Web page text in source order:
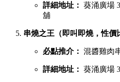
詳細地址： 葵涌廣場
舖
串燒之王（即叫即燒，性價
必點推介： 混醬雞肉
詳細地址： 葵涌廣場